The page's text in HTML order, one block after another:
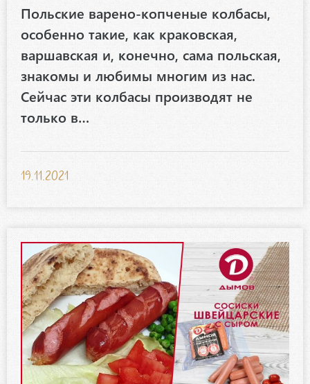
Польские варено-копченые колбасы,
особенно такие, как краковская,
варшавская и, конечно, сама польская,
знакомы и любимы многим из нас.
Сейчас эти колбасы производят не
только в…
19.11.2021